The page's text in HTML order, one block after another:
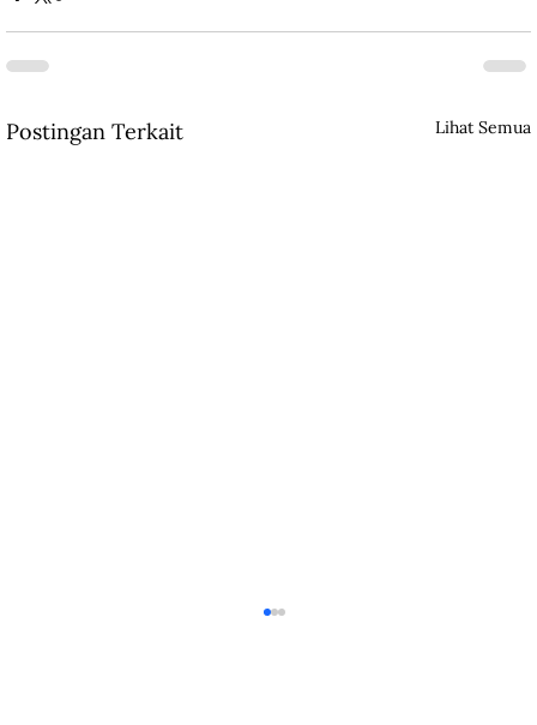
Postingan Terkait Lihat Semua